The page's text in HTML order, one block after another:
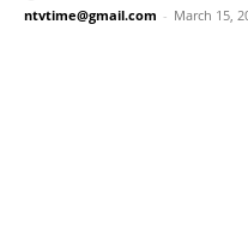
ntvtime@gmail.com - March 15,